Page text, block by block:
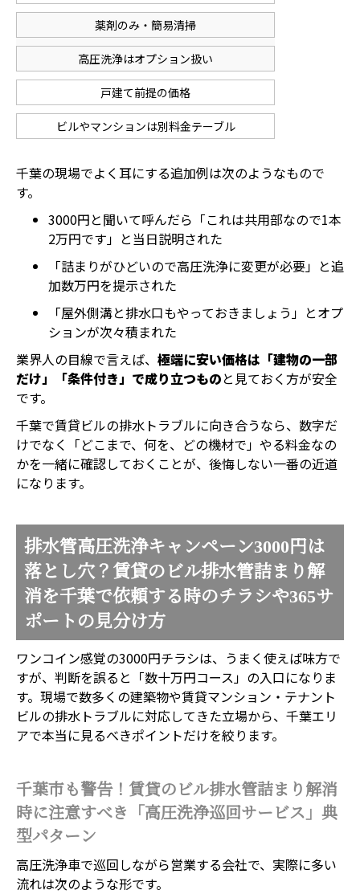
薬剤のみ・簡易清掃
高圧洗浄はオプション扱い
戸建て前提の価格
ビルやマンションは別料金テーブル
千葉の現場でよく耳にする追加例は次のようなもので
す。
3000円と聞いて呼んだら「これは共用部なので1本
2万円です」と当日説明された
「詰まりがひどいので高圧洗浄に変更が必要」と追
加数万円を提示された
「屋外側溝と排水口もやっておきましょう」とオプ
ションが次々積まれた
業界人の目線で言えば、 極端に安い価格は「建物の一部
だけ」「条件付き」で成り立つものと見ておく方が安全
です。
千葉で賃貸ビルの排水トラブルに向き合うなら、数字だ
けでなく「どこまで、何を、どの機材で」やる料金なの
かを一緒に確認しておくことが、後悔しない一番の近道
になります。
排水管高圧洗浄キャンペーン3000円は
落とし穴？賃貸のビル排水管詰まり解
消を千葉で依頼する時のチラシや365サ
ポートの見分け方
ワンコイン感覚の3000円チラシは、うまく使えば味方で
すが、判断を誤ると「数十万円コース」の入口になりま
す。現場で数多くの建築物や賃貸マンション・テナント
ビルの排水トラブルに対応してきた立場から、千葉エリ
アで本当に見るべきポイントだけを絞ります。
千葉市も警告！賃貸のビル排水管詰まり解消
時に注意すべき「高圧洗浄巡回サービス」典
型パターン
高圧洗浄車で巡回しながら営業する会社で、実際に多い
流れは次のような形です。